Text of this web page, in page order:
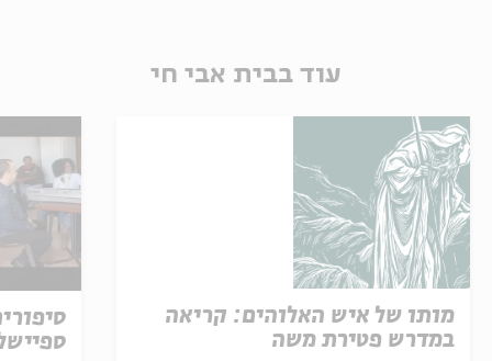
עוד בבית אבי חי
מותו של איש האלוהים: קריאה
במדרש פטירת משה